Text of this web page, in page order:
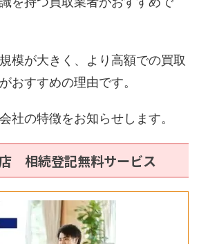
模が大きく、より高額での買取
おすすめの理由です。
社の特徴をお知らせします。
相続登記無料サービス